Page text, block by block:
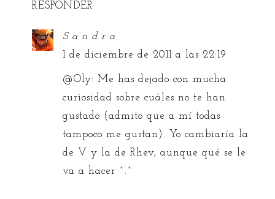
RESPONDER
S a n d r a
1 de diciembre de 2011 a las 22:19
@Oly: Me has dejado con mucha
curiosidad sobre cuáles no te han
gustado (admito que a mí todas
tampoco me gustan). Yo cambiaría la
de V y la de Rhev, aunque qué se le
va a hacer ^.^